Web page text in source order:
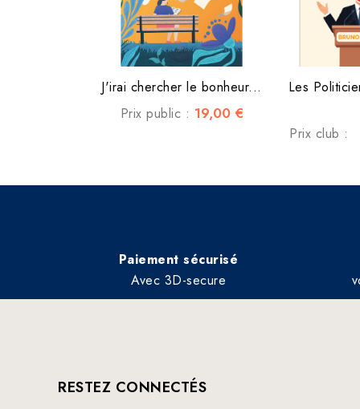
J'irai chercher le bonheur...
Prix public : 19,00 €
Les
Prix club :
Paiement sécurisé
Avec 3D-secure
RESTEZ CONNECTÉS